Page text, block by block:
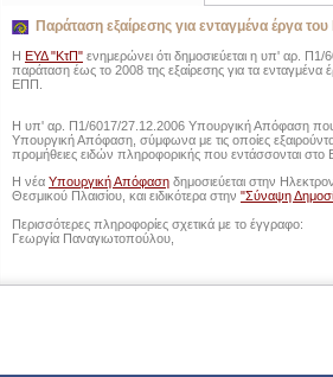
Παράταση εξαίρεσης για ενταγμένα έργα
Η ΕΥΔ "ΚτΠ" ενημερώνει ότι δημοσιεύεται η υπ' αρ.
παράταση έως το 2008 της εξαίρεσης για τα ενταγμένα
ΕΠΠ.
Η υπ' αρ. Π1/6017/27.12.2006 Υπουργική Απόφαση που
Υπουργική Απόφαση, σύμφωνα με τις οποίες
προμήθειες ειδών πληροφορικής που εντάσσονται
Η νέα Υπουργική Απόφαση δημοσιεύεται στην
Θεσμικού Πλαισίου, και ειδικότερα στην "Σύναψη
Περισσότερες πληροφορίες σχετικά με το έγγραφο:
Γεωργία Παναγιωτοπούλου,